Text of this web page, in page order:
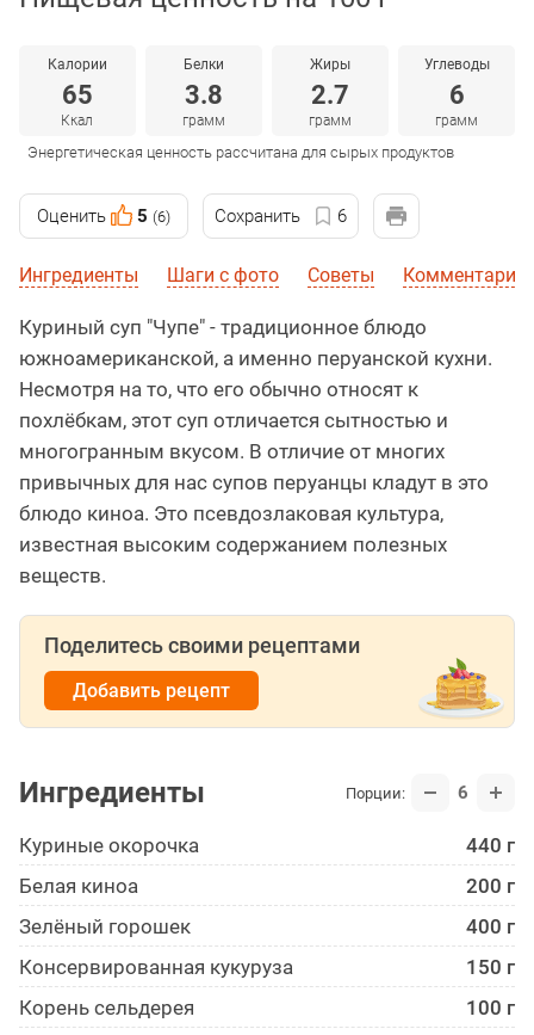
Калории
65
Ккал
Белки
3.8
грамм
Жиры
2.7
грамм
Углеводы
6
грамм
Энергетическая ценность рассчитана для сырых продуктов
Оценить 5 (6) Сохранить 6
Ингредиенты Шаги с фото Советы Комментарии
Куриный суп "Чупе" - традиционное блюдо
южноамериканской, а именно перуанской кухни.
Несмотря на то, что его обычно относят к
похлёбкам, этот суп отличается сытностью и
многогранным вкусом. В отличие от многих
привычных для нас супов перуанцы кладут в это
блюдо киноа. Это псевдозлаковая культура,
известная высоким содержанием полезных
веществ.
Поделитесь своими рецептами
Добавить рецепт
Ингредиенты Порции: 6
Куриные окорочка
440 г
Белая киноа
200 г
Зелёный горошек
400 г
Консервированная кукуруза
150 г
Корень сельдерея
100 г